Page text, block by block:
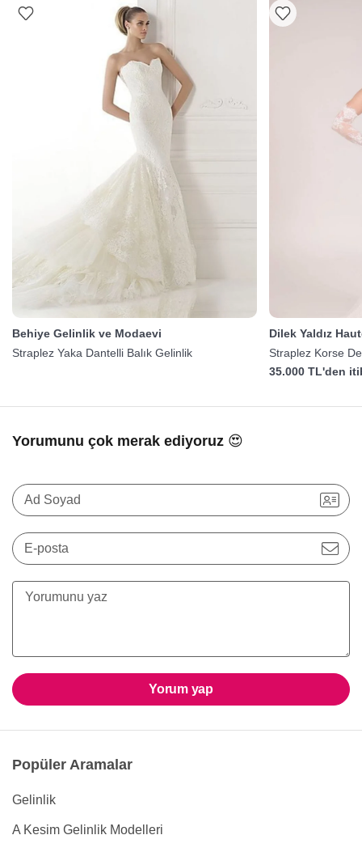
Behiye Gelinlik ve Modaevi
Straplez Yaka Dantelli Balık Gelinlik
Dilek Yaldız
Straplez Korse
35.000 TL'den
Yorumunu çok merak ediyoruz 😍
Ad Soyad
E-posta
Yorum yap
Popüler Aramalar
Gelinlik
A Kesim Gelinlik Modelleri